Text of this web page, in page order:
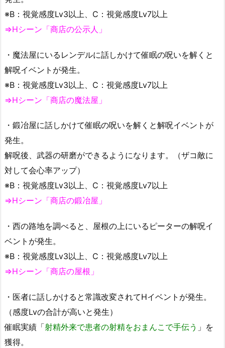
※B：視覚感度Lv3以上、C：視覚感度Lv7以上
⇒Hシーン「商店の公示人」
・魔法屋にいるレンデルに話しかけて催眠の呪いを解くと
解呪イベントが発生。
※B：視覚感度Lv3以上、C：視覚感度Lv7以上
⇒Hシーン「商店の魔法屋」
・鍛冶屋に話しかけて催眠の呪いを解くと解呪イベントが
発生。
解呪後、武器の研磨ができるようになります。（ザコ敵に
対して会心率アップ）
※B：視覚感度Lv3以上、C：視覚感度Lv7以上
⇒Hシーン「商店の鍛冶屋」
・西の路地を調べると、屋根の上にいるピーターの解呪イ
ベントが発生。
※B：視覚感度Lv3以上、C：視覚感度Lv7以上
⇒Hシーン「商店の屋根」
・医者に話しかけると常識改変されてHイベントが発生。
（感度Lvの合計が高いと発生）
催眠実績「射精外来で患者の射精をおまんこで手伝う 」を
獲得。